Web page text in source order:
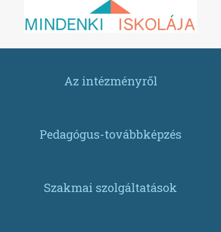
Az intézményről
Pedagógus-továbbképzés
Szakmai szolgáltatások